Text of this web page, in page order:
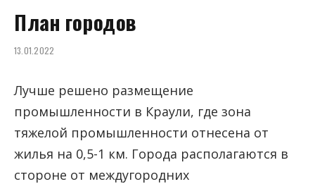
План городов
13.01.2022
Лучше решено размещение
промышленности в Краули, где зона
тяжелой промышленности отнесена от
жилья на 0,5-1 км. Города располагаются в
стороне от междугородних